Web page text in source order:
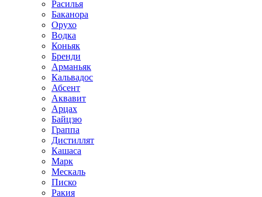
Расилья
Баканора
Орухо
Водка
Коньяк
Бренди
Арманьяк
Кальвадос
Абсент
Аквавит
Арцах
Байцзю
Граппа
Дистиллят
Кашаса
Марк
Мескаль
Писко
Ракия